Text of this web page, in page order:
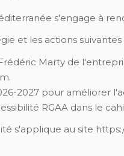
s'engage à
et les actions suivantes
Marty de
2027 pour améliorer
RGAA dans le
s'applique au site